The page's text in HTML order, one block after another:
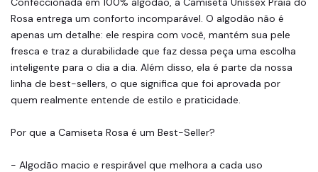
Rosa entrega um conforto incomparável. O algodão não é
apenas um detalhe: ele respira com você, mantém sua pele
fresca e traz a durabilidade que faz dessa peça uma escolha
inteligente para o dia a dia. Além disso, ela é parte da nossa
linha de best-sellers, o que significa que foi aprovada por
quem realmente entende de estilo e praticidade.
Por que a Camiseta Rosa é um Best-Seller?
- Algodão macio e respirável que melhora a cada uso